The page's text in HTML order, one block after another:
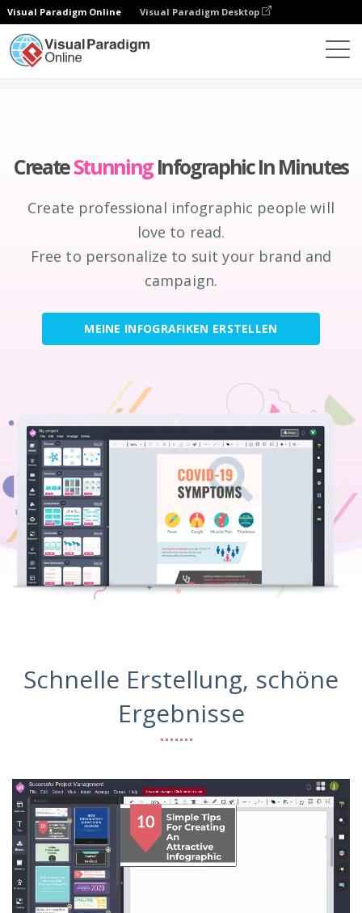
Visual Paradigm Online Visual Paradigm Desktop
CreateStunningInfographic In Minutes
Create professional infographic people will
love to read.
Free to personalize to suit your brand and
campaign.
MEINE INFOGRAFIKEN ERSTELLEN
Schnelle Erstellung, schöne
Ergebnisse